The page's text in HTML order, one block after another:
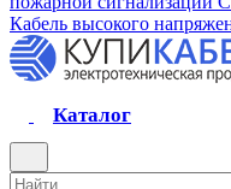
Кабель высокого
Каталог